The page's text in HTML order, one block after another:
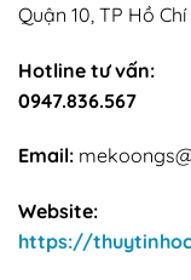
Quận 10, TP Hồ Chí
Hotline tư vấn:
0947.836.567
Email:
Website:
https://